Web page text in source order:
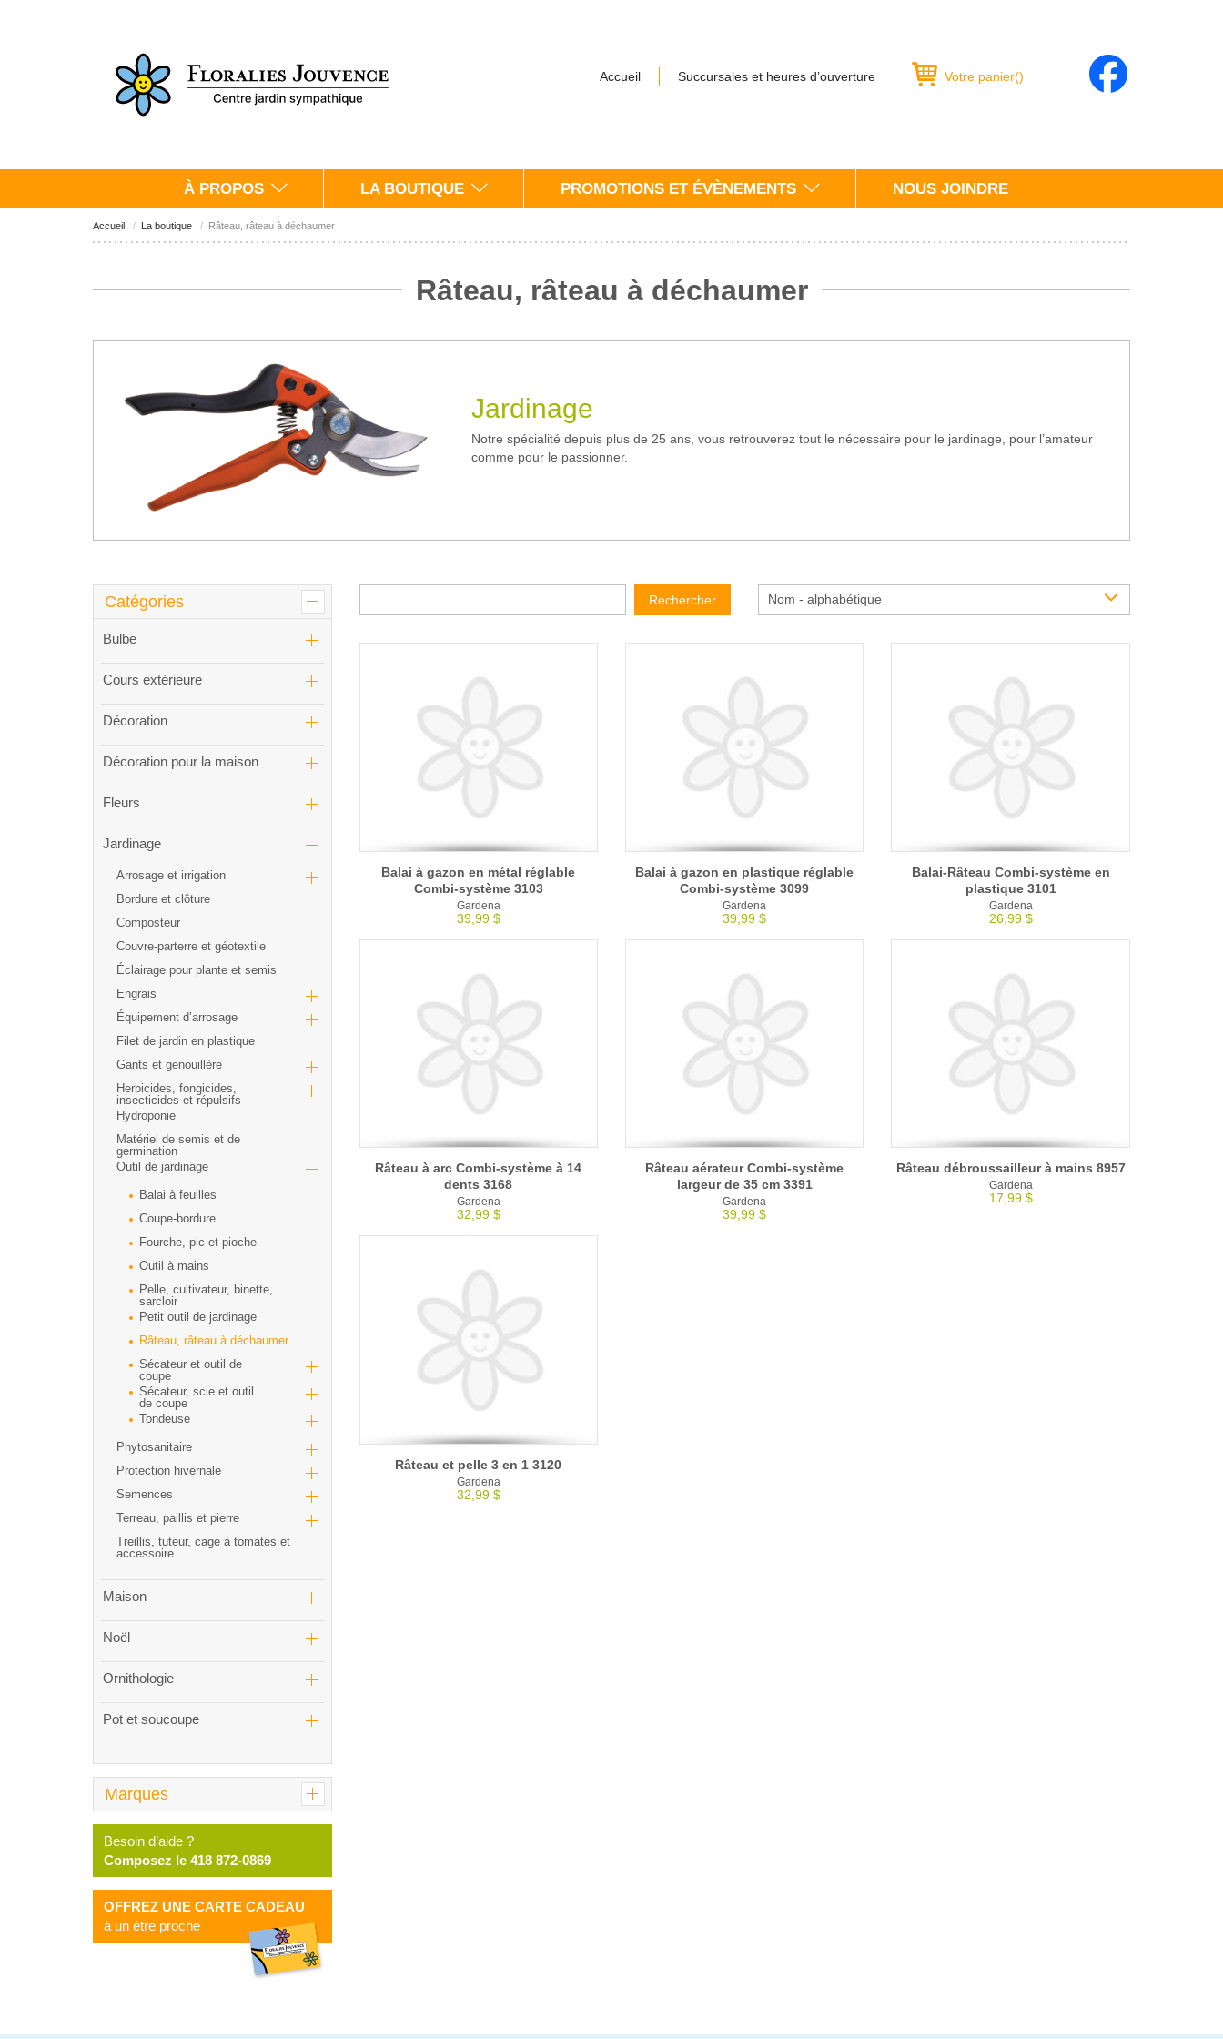
Accueil Succursales et heures d’ouverture Votre panier()
À PROPOS LA BOUTIQUE PROMOTIONS ET ÉVÈNEMENTS NOUS JOINDRE
Accueil La boutique Râteau, râteau à déchaumer
Râteau, râteau à déchaumer
Jardinage
Notre spécialité depuis plus de 25 ans, vous retrouverez tout le nécessaire pour le jardinage, pour l’amateur
comme pour le passionner.
Catégories
Bulbe
Cours extérieure
Décoration
Décoration pour la maison
Fleurs
Jardinage
Arrosage et irrigation
Bordure et clôture
Composteur
Couvre-parterre et géotextile
Éclairage pour plante et semis
Engrais
Équipement d’arrosage
Filet de jardin en plastique
Gants et genouillère
Herbicides, fongicides,
insecticides et répulsifs
Hydroponie
Matériel de semis et de
germination
Outil de jardinage
Balai à feuilles
Coupe-bordure
Fourche, pic et pioche
Outil à mains
Pelle, cultivateur, binette,
sarcloir
Petit outil de jardinage
Râteau, râteau à déchaumer
Sécateur et outil de
coupe
Sécateur, scie et outil
de coupe
Tondeuse
Phytosanitaire
Protection hivernale
Semences
Terreau, paillis et pierre
Treillis, tuteur, cage à tomates et
accessoire
Maison
Noël
Ornithologie
Pot et soucoupe
Marques
Besoin d’aide ?
Composez le 418 872-0869
OFFREZ UNE CARTE CADEAU
à un être proche
Rechercher Nom - alphabétique
Balai à gazon en métal réglable
Combi-système 3103
Gardena
39,99 $
Balai à gazon en plastique réglable
Combi-système 3099
Gardena
39,99 $
Balai-Râteau Combi-système en
plastique 3101
Gardena
26,99 $
Râteau à arc Combi-système à 14
dents 3168
Gardena
32,99 $
Râteau aérateur Combi-système
largeur de 35 cm 3391
Gardena
39,99 $
Râteau débroussailleur à mains 8957
Gardena
17,99 $
Râteau et pelle 3 en 1 3120
Gardena
32,99 $